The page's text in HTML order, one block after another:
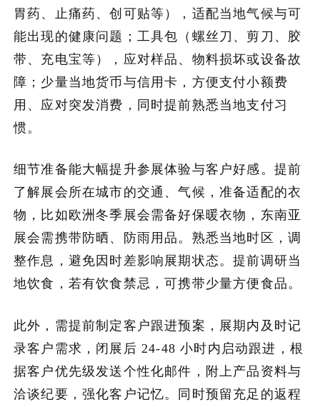
胃药、止痛药、创可贴等），适配当地气候与可
能出现的健康问题；工具包（螺丝刀、剪刀、胶
带、充电宝等），应对样品、物料损坏或设备故
障；少量当地货币与信用卡，方便支付小额费
用、应对突发消费，同时提前熟悉当地支付习
惯。
细节准备能大幅提升参展体验与客户好感。提前
了解展会所在城市的交通、气候，准备适配的衣
物，比如欧洲冬季展会需备好保暖衣物，东南亚
展会需携带防晒、防雨用品。熟悉当地时区，调
整作息，避免因时差影响展期状态。提前调研当
地饮食，若有饮食禁忌，可携带少量方便食品。
此外，需提前制定客户跟进预案，展期内及时记
录客户需求，闭展后 24-48 小时内启动跟进，根
据客户优先级发送个性化邮件，附上产品资料与
洽谈纪要，强化客户记忆。同时预留充足的返程